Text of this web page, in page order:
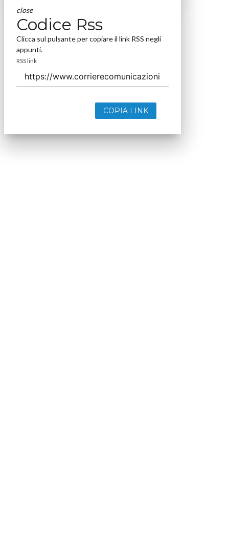
close
Codice Rss
Clicca sul pulsante per copiare il link RSS negli
appunti.
RSS link
COPIA LINK